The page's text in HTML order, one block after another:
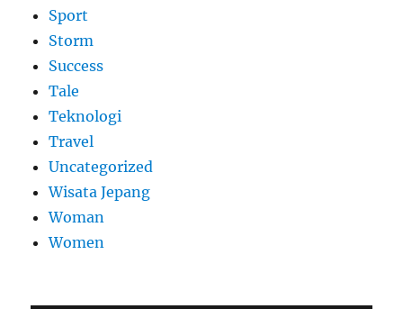
Sport
Storm
Success
Tale
Teknologi
Travel
Uncategorized
Wisata Jepang
Woman
Women